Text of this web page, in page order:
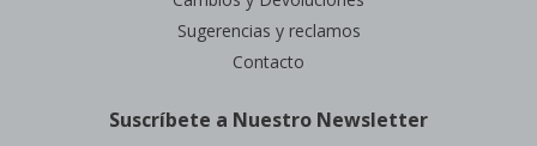
Sugerencias y reclamos
Contacto
Suscríbete a Nuestro Newsletter